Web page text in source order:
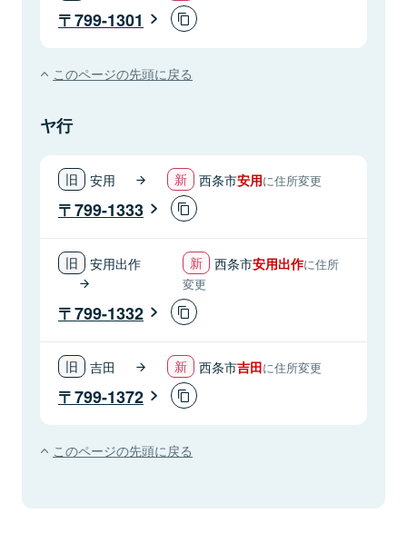
799-1301
このページの先頭に戻る
ヤ行
安用 西条市安用に住所変更
799-1333
安用出作 西条市安用出作に住所
変更
799-1332
吉田 西条市吉田に住所変更
799-1372
このページの先頭に戻る